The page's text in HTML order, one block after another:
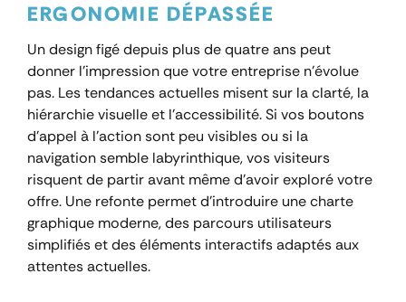
ERGONOMIE DÉPASSÉE
Un design figé depuis plus de quatre ans peut
donner l’impression que votre entreprise n’évolue
pas. Les tendances actuelles misent sur la clarté, la
hiérarchie visuelle et l’accessibilité. Si vos boutons
d’appel à l’action sont peu visibles ou si la
navigation semble labyrinthique, vos visiteurs
risquent de partir avant même d’avoir exploré votre
offre. Une refonte permet d’introduire une charte
graphique moderne, des parcours utilisateurs
simplifiés et des éléments interactifs adaptés aux
attentes actuelles.